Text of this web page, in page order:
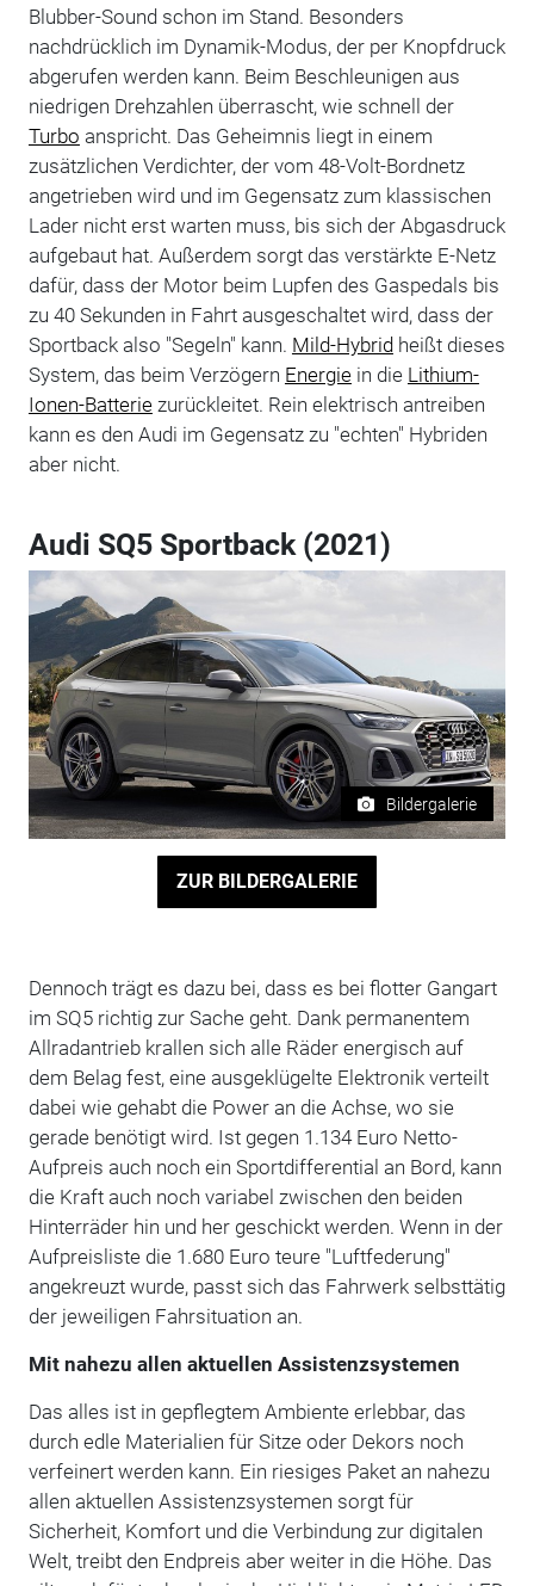
Blubber-Sound schon im Stand. Besonders
nachdrücklich im Dynamik-Modus, der per Knopfdruck
abgerufen werden kann. Beim Beschleunigen aus
niedrigen Drehzahlen überrascht, wie schnell der
Turbo anspricht. Das Geheimnis liegt in einem
zusätzlichen Verdichter, der vom 48-Volt-Bordnetz
angetrieben wird und im Gegensatz zum klassischen
Lader nicht erst warten muss, bis sich der Abgasdruck
aufgebaut hat. Außerdem sorgt das verstärkte E-Netz
dafür, dass der Motor beim Lupfen des Gaspedals bis
zu 40 Sekunden in Fahrt ausgeschaltet wird, dass der
Sportback also "Segeln" kann. Mild-Hybridheißt dieses
System, das beim Verzögern Energiein die Lithium-
Ionen-Batteriezurückleitet. Rein elektrisch antreiben
kann es den Audi im Gegensatz zu "echten" Hybriden
aber nicht.
Audi SQ5 Sportback (2021)
Bildergalerie
ZUR BILDERGALERIE
Dennoch trägt es dazu bei, dass es bei flotter Gangart
im SQ5 richtig zur Sache geht. Dank permanentem
Allradantrieb krallen sich alle Räder energisch auf
dem Belag fest, eine ausgeklügelte Elektronik verteilt
dabei wie gehabt die Power an die Achse, wo sie
gerade benötigt wird. Ist gegen 1.134 Euro Netto-
Aufpreis auch noch ein Sportdifferential an Bord, kann
die Kraft auch noch variabel zwischen den beiden
Hinterräder hin und her geschickt werden. Wenn in der
Aufpreisliste die 1.680 Euro teure "Luftfederung"
angekreuzt wurde, passt sich das Fahrwerk selbsttätig
der jeweiligen Fahrsituation an.
Mit nahezu allen aktuellen Assistenzsystemen
Das alles ist in gepflegtem Ambiente erlebbar, das
durch edle Materialien für Sitze oder Dekors noch
verfeinert werden kann. Ein riesiges Paket an nahezu
allen aktuellen Assistenzsystemen sorgt für
Sicherheit, Komfort und die Verbindung zur digitalen
Welt, treibt den Endpreis aber weiter in die Höhe. Das